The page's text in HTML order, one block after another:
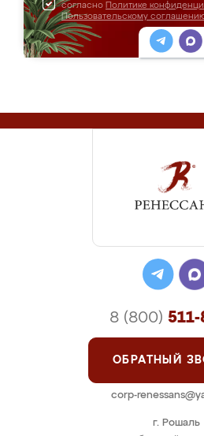
согласно Политике
Пользовательскому
г. Рошаль
8 (800)
ОБРАТНЫЙ
corp-